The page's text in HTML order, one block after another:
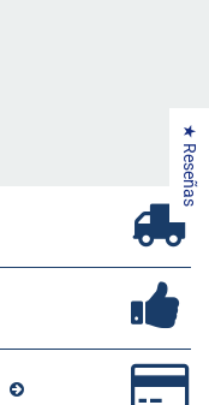
★ Reseñas